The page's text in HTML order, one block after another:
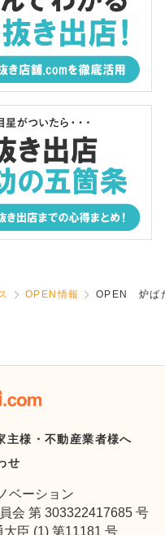
OPEN情報 OPEN 炉ば
主様・不動産業者様へ
せ
ベーション
会 第 303322417685 号
大臣 (1) 第11181 号